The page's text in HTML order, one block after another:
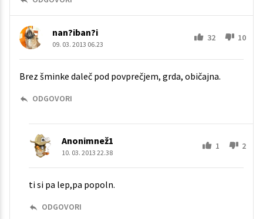
nan?iban?i
09. 03. 2013 06.23
32 10
Brez šminke daleč pod povprečjem, grda, običajna.
ODGOVORI
Anonimnež1
10. 03. 2013 22.38
1 2
ti si pa lep,pa popoln.
ODGOVORI